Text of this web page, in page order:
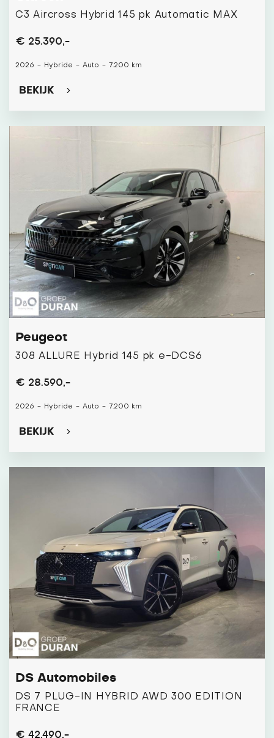
C3 Aircross Hybrid 145 pk Automatic MAX
€ 25.390,-
2026 - Hybride - Auto - 7.200 km
BEKIJK
Peugeot
308 ALLURE Hybrid 145 pk e-DCS6
€ 28.590,-
2026 - Hybride - Auto - 7.200 km
BEKIJK
DS Automobiles
DS 7 PLUG-IN HYBRID AWD 300 ÉDITION
FRANCE
€ 42.490,-